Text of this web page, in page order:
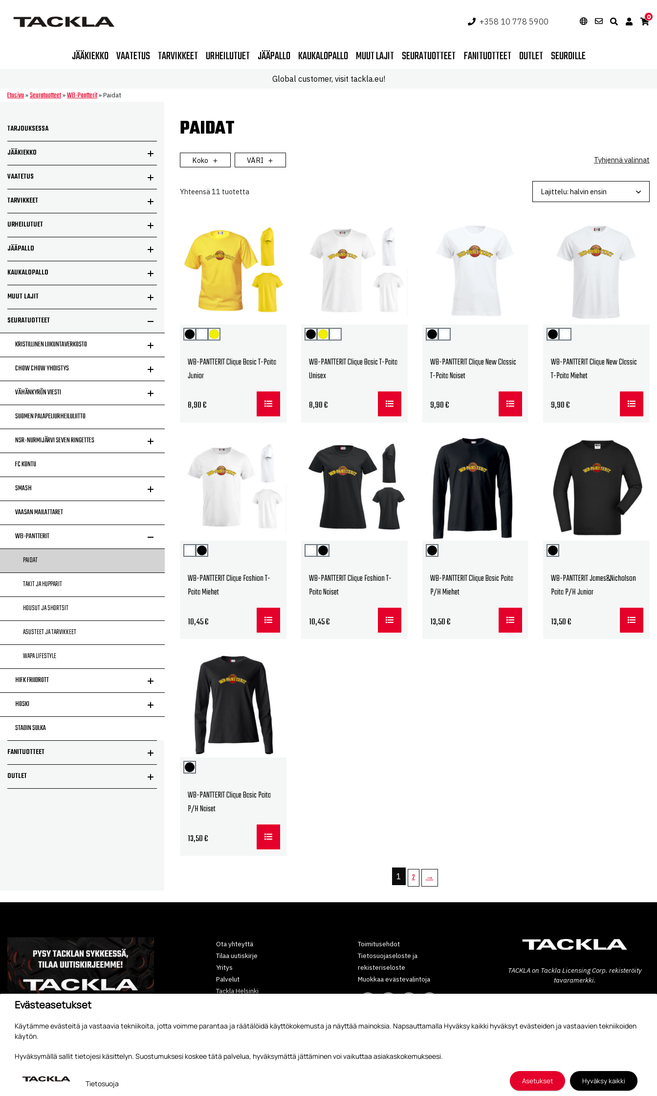
+358 10 778 5900 0
JÄÄKIEKKO VAATETUS TARVIKKEET URHEILUTUET JÄÄPALLO KAUKALOPALLO MUUT LAJIT SEURATUOTTEET FANITUOTTEET OUTLET SEUROILLE
Global customer, visit tackla.eu!
Etusivu»Seuratuotteet»WB-Pantterit»Paidat
TARJOUKSESSA
JÄÄKIEKKO
VAATETUS
TARVIKKEET
URHEILUTUET
JÄÄPALLO
KAUKALOPALLO
MUUT LAJIT
SEURATUOTTEET
KRISTILLINEN LIIKUNTAVERKOSTO
CHOW CHOW YHDISTYS
VÄHÄNKYRÖN VIESTI
SUOMEN PALAPELIURHEILULIITTO
NSR-NURMIJÄRVI SEVEN RINGETTES
FC KONTU
SMASH
VAASAN MAILATTARET
WB-PANTTERIT
PAIDAT
TAKIT JA HUPPARIT
HOUSUT JA SHORTSIT
ASUSTEET JA TARVIKKEET
WAPA LIFESTYLE
HIFK FRIIDROTT
HOSKI
STADIN SULKA
FANITUOTTEET
OUTLET
PAIDAT
Koko VÄRI Tyhjennä valinnat
Yhteensä 11 tuotetta
WB-PANTTERIT Clique Basic T-Paita
Junior
8,90€
WB-PANTTERIT Clique Basic T-Paita
Unisex
8,90€
WB-PANTTERIT Clique New Classic
T-Paita Naiset
9,90€
WB-PANTTERIT Clique New Classic
T-Paita Miehet
9,90€
WB-PANTTERIT Clique Fashion T-
Paita Miehet
10,45€
WB-PANTTERIT Clique Fashion T-
Paita Naiset
10,45€
WB-PANTTERIT Clique Basic Paita
P/H Miehet
13,50€
WB-PANTTERIT James&Nicholson
Paita P/H Junior
13,50€
WB-PANTTERIT Clique Basic Paita
P/H Naiset
13,50€
1 2 →
Ota yhteyttä
Tilaa uutiskirje
Yritys
Palvelut
Tackla Helsinki
Yhteistyökumppanit
Toimitusehdot
Tietosuojaseloste ja
rekisteriseloste
Muokkaa evästevalintoja
TACKLA on Tackla Licensing Corp. rekisteröity
tavaramerkki.
FINLAND
© Tackla 2026
Evästeasetukset
Käytämme evästeitä ja vastaavia tekniikoita, jotta voimme parantaa ja räätälöidä käyttökokemusta ja näyttää mainoksia. Napsauttamalla Hyväksy kaikki hyväksyt evästeiden ja vastaavien tekniikoiden
käytön.
Hyväksymällä sallit tietojesi käsittelyn. Suostumuksesi koskee tätä palvelua, hyväksymättä jättäminen voi vaikuttaa asiakaskokemukseesi.
Tietosuoja Asetukset Hyväksy kaikki